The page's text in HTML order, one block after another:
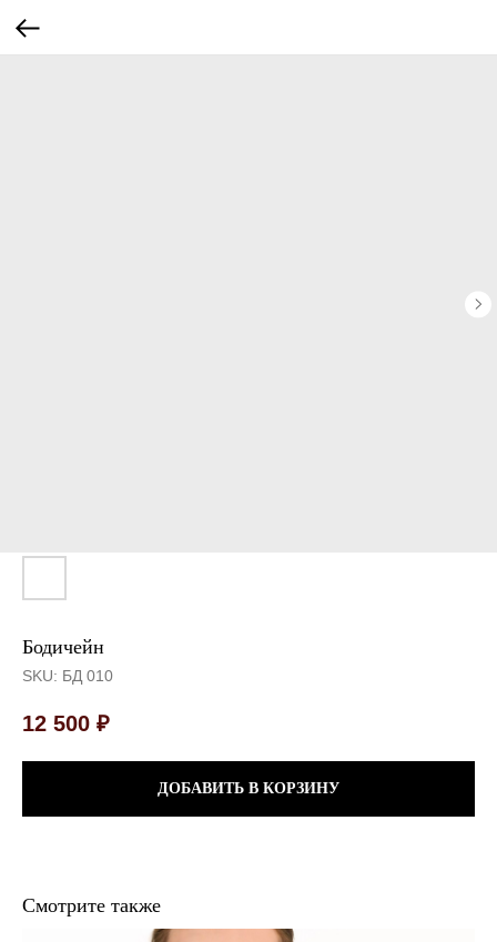
Бодичейн
SKU: БД 010
12 500 ₽
ДОБАВИТЬ В КОРЗИНУ
Смотрите также